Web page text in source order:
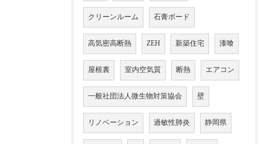
クリーンルーム 石膏ボード
高気密高断熱 ZEH 新築住宅 漆喰
屋根裏 室内空気質 断熱 エアコン
一般社団法人微生物対策協会 壁
リノベーション 過敏性肺炎 静岡県